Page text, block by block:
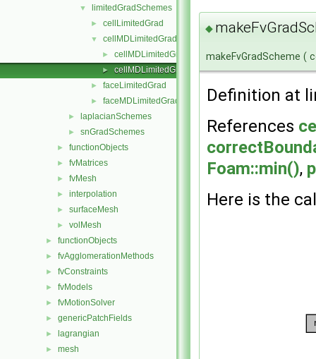
▼ limitedGradSchemes
► cellLimitedGrad
▼ cellMDLimitedGrad
► cellMDLimitedGrad.H
► cellMDLimitedGrads.C
► faceLimitedGrad
► faceMDLimitedGrad
► laplacianSchemes
► snGradSchemes
► functionObjects
► fvMatrices
► fvMesh
► interpolation
► surfaceMesh
► volMesh
► functionObjects
► fvAgglomerationMethods
► fvConstraints
► fvModels
► fvMotionSolver
► genericPatchFields
► lagrangian
► mesh
◆
makeFvGradScheme (
Definition at
References
Foam::min(),
Here is the